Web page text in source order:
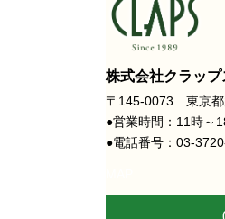
株式会社クラップ
〒145-0073 東京都
●営業時間：11時～
●電話番号：03-